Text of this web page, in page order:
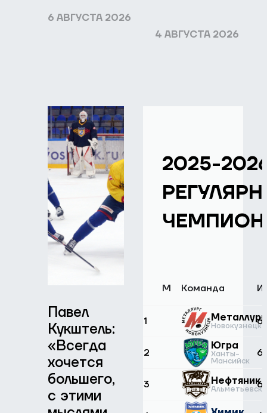
6 АВГУСТА 2026
4 АВГУСТА 2026
Павел
Кукштель:
«Всегда
хочется
большего,
с этими
Предсезонные
сборы в
Воскресенске
1 АВГУСТА 2026
2025-
М Команда
1 Металлург
Новокузнецк
2
Югра
Ханты-
Мансийск
3 Нефтяник
Альметьевск